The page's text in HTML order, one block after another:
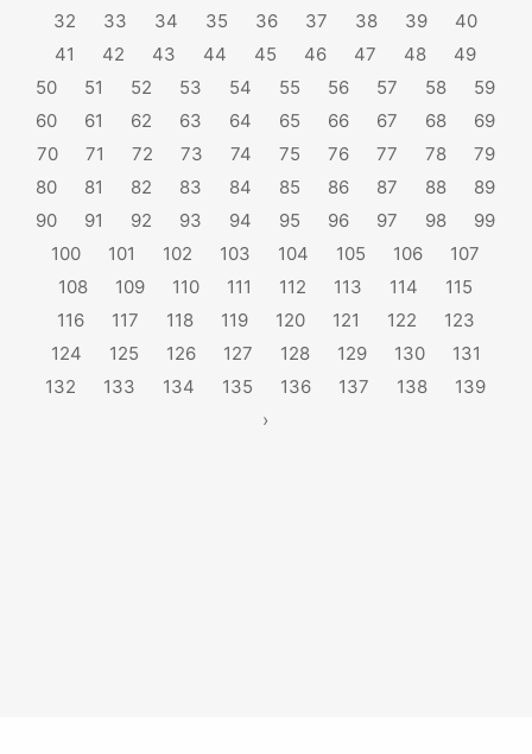
32
33 34 35 36 37 38 39
40
41
42 43 44 45 46 47 48
49
50
51 52 53 54 55 56 57 58
59
60
61 62 63 64 65 66 67 68
69
70
71 72 73 74 75 76 77 78
79
80
81 82 83 84 85 86 87 88
89
90
91 92 93 94 95 96 97 98
99
100
101 102 103 104 105 106
107
108
109 110 111 112 113 114
115
116
117 118 119 120 121 122
123
124
125 126 127 128 129 130
131
132
133 134 135 136 137 138
139
›